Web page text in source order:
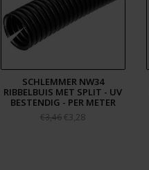
SCHLEMMER NW34
RIBBELBUIS MET SPLIT - UV
BESTENDIG - PER METER
€3,46€3,28